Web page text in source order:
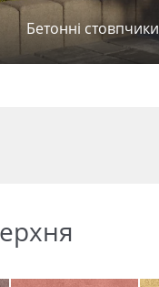
Бетонні стовпчики